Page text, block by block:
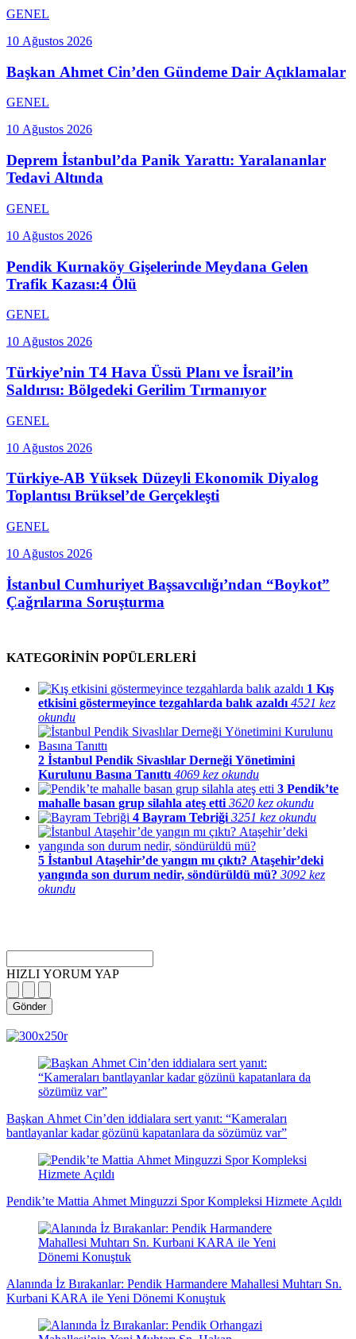
GENEL
10 Ağustos 2026
Başkan Ahmet Cin’den Gündeme Dair Açıklamalar
GENEL
10 Ağustos 2026
Deprem İstanbul’da Panik Yarattı: Yaralananlar
Tedavi Altında
GENEL
10 Ağustos 2026
Pendik Kurnaköy Gişelerinde Meydana Gelen
Trafik Kazası:4 Ölü
GENEL
10 Ağustos 2026
Türkiye’nin T4 Hava Üssü Planı ve İsrail’in
Saldırısı: Bölgedeki Gerilim Tırmanıyor
GENEL
10 Ağustos 2026
Türkiye-AB Yüksek Düzeyli Ekonomik Diyalog
Toplantısı Brüksel’de Gerçekleşti
GENEL
10 Ağustos 2026
İstanbul Cumhuriyet Başsavcılığı’ndan “Boykot”
Çağrılarına Soruşturma
KATEGORİNİN POPÜLERLERİ
1 Kış
etkisini göstermeyince tezgahlarda balık azaldı 4521 kez
okundu
2 İstanbul Pendik Sivaslılar Derneği Yönetimini
Kurulunu Basına Tanıttı 4069 kez okundu
3 Pendik’te
mahalle basan grup silahla ateş etti 3620 kez okundu
4 Bayram Tebriği 3251 kez okundu
5 İstanbul Ataşehir’de yangın mı çıktı? Ataşehir’deki
yangında son durum nedir, söndürüldü mü? 3092 kez
okundu
HIZLI YORUM YAP
Gönder
haberleri
haberleri
haberleri
dakika
haberleri
dakika
haberler
haberleri
dakika
haberleri
haberler
haberler
haberleri
haberleri
haberleri
Başkan Ahmet Cin’den iddialara sert yanıt: “Kameraları
bantlayanlar kadar gözünü kapatanlara da sözümüz var”
Pendik’te Mattia Ahmet Minguzzi Spor Kompleksi Hizmete Açıldı
Alanında İz Bırakanlar: Pendik Harmandere Mahallesi Muhtarı Sn.
Kurbani KARA ile Yeni Dönemi Konuştuk